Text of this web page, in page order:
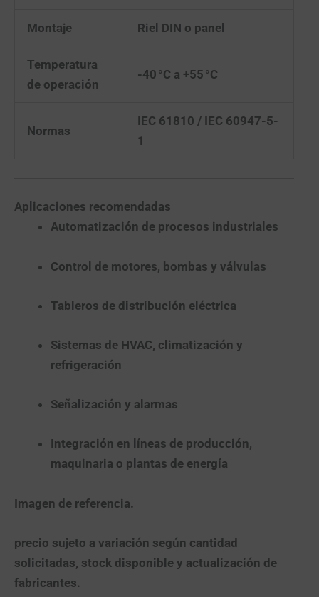
Montaje Riel DIN o panel
Temperatura
de operación
-40 °C a +55 °C
Normas
IEC 61810 / IEC 60947-5-
1
Aplicaciones recomendadas
Automatización de procesos industriales
Control de motores, bombas y válvulas
Tableros de distribución eléctrica
Sistemas de HVAC, climatización y
refrigeración
Señalización y alarmas
Integración en líneas de producción,
maquinaria o plantas de energía
Imagen de referencia.
precio sujeto a variación según cantidad
solicitadas, stock disponible y actualización de
fabricantes.